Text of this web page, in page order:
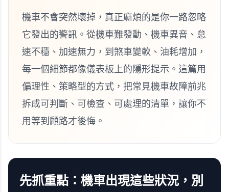
機車不會突然壞掉，真正麻煩的是你一路忽略
它發出的警訊。從機車難發動、機車異音、怠
速不穩、加速無力，到煞車變軟、油耗增加，
每一個細節都像儀表板上的隱形提示。這篇用
偏理性、策略型的方式，把常見機車故障前兆
拆成可判斷、可檢查、可處理的清單，讓你不
用等到顧路才後悔。
先抓重點：機車出現這些狀況，別